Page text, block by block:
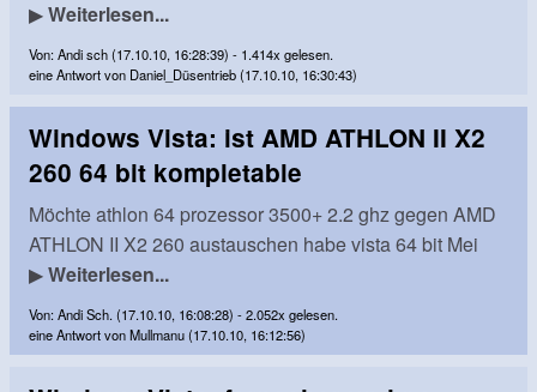
▶Weiterlesen...
Von: Andi sch (17.10.10, 16:28:39) - 1.414x gelesen.
eine Antwort von Daniel_Düsentrieb (17.10.10, 16:30:43)
Windows Vista: ist AMD ATHLON II X2
260 64 bit kompletable
Möchte athlon 64 prozessor 3500+ 2.2 ghz gegen AMD
ATHLON II X2 260 austauschen habe vista 64 bit Mei
▶Weiterlesen...
Von: Andi Sch. (17.10.10, 16:08:28) - 2.052x gelesen.
eine Antwort von Mullmanu (17.10.10, 16:12:56)